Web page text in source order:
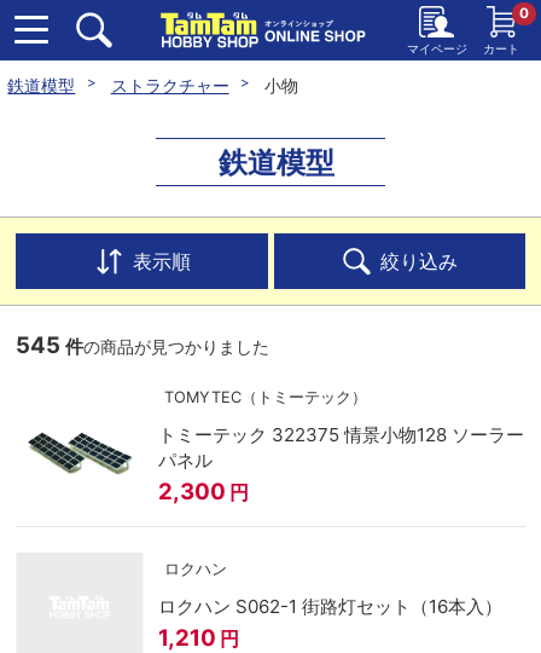
マイページ カート
0
鉄道模型 ストラクチャー 小物
鉄道模型
表示順 絞り込み
545 件の商品が見つかりました
TOMYTEC（トミーテック）
トミーテック 322375 情景小物128 ソーラー
パネル
2,300 円
ロクハン
ロクハン S062-1 街路灯セット（16本入）
1,210 円